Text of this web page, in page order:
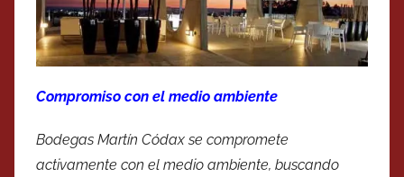
Compromiso con el medio ambiente
Bodegas Martín Códax se compromete
activamente con el medio ambiente, buscando